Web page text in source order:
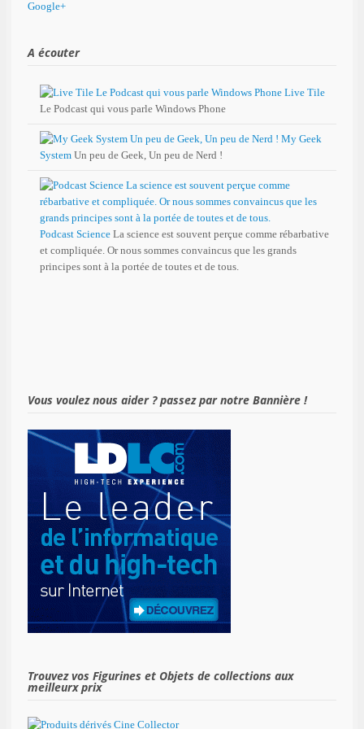
Google+
A écouter
Live Tile
Le Podcast qui vous parle Windows Phone
My Geek
System Un peu de Geek, Un peu de Nerd !
Podcast Science La science est souvent perçue comme rébarbative
et compliquée. Or nous sommes convaincus que les grands
principes sont à la portée de toutes et de tous.
Vous voulez nous aider ? passez par notre Bannière !
Trouvez vos Figurines et Objets de collections aux
meilleurx prix